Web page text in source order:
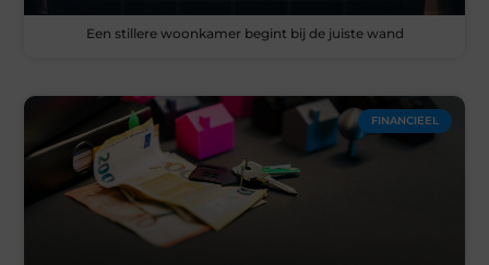
Een stillere woonkamer begint bij de juiste wand
FINANCIEEL